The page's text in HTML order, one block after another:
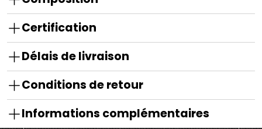
Certification
Délais de livraison
Conditions de retour
Informations complémentaires